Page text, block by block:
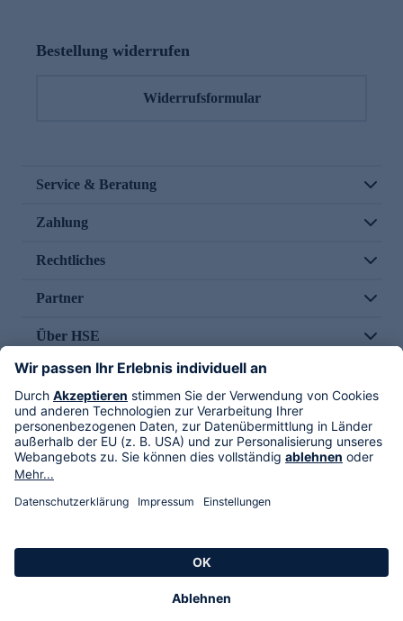
Bestellung widerrufen
Widerrufsformular
Service & Beratung
Zahlung
Rechtliches
Partner
Über HSE
Im TV
HSE International